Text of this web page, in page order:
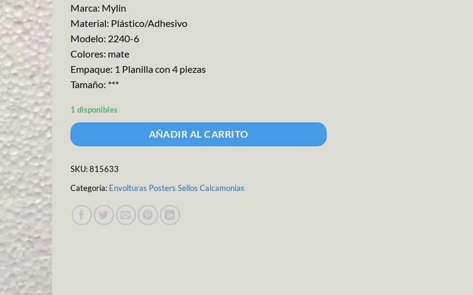
Marca: Mylin
Material: Plástico/Adhesivo
Modelo: 2240-6
Colores: mate
Empaque: 1 Planilla con 4 piezas
Tamaño: ***
1 disponibles
AÑADIR AL CARRITO
SKU:815633
Categoría: Envolturas Posters Sellos Calcamonias